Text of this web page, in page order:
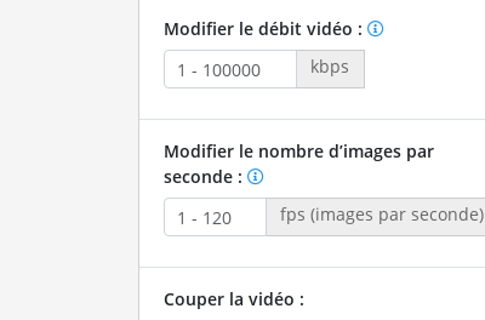
Modifier le débit vidéo :
kbps
Modifier le nombre d’images par
seconde :
fps (images par seconde)
Couper la vidéo :